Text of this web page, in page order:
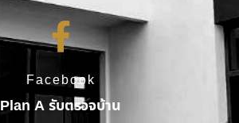
Facebook
Plan A รับตรวจบ้าน